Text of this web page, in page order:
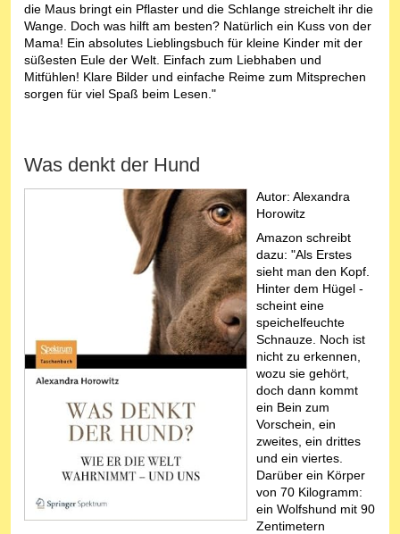
die Maus bringt ein Pflaster und die Schlange streichelt ihr die
Wange. Doch was hilft am besten? Natürlich ein Kuss von der
Mama! Ein absolutes Lieblingsbuch für kleine Kinder mit der
süßesten Eule der Welt. Einfach zum Liebhaben und
Mitfühlen! Klare Bilder und einfache Reime zum Mitsprechen
sorgen für viel Spaß beim Lesen."
Was denkt der Hund
Autor: Alexandra
Horowitz
Amazon schreibt
dazu: "Als Erstes
sieht man den Kopf.
Hinter dem Hügel -
scheint eine
speichelfeuchte
Schnauze. Noch ist
nicht zu erkennen,
wozu sie gehört,
doch dann kommt
ein Bein zum
Vorschein, ein
zweites, ein drittes
und ein viertes.
Darüber ein Körper
von 70 Kilogramm:
ein Wolfshund mit 90
Zentimetern